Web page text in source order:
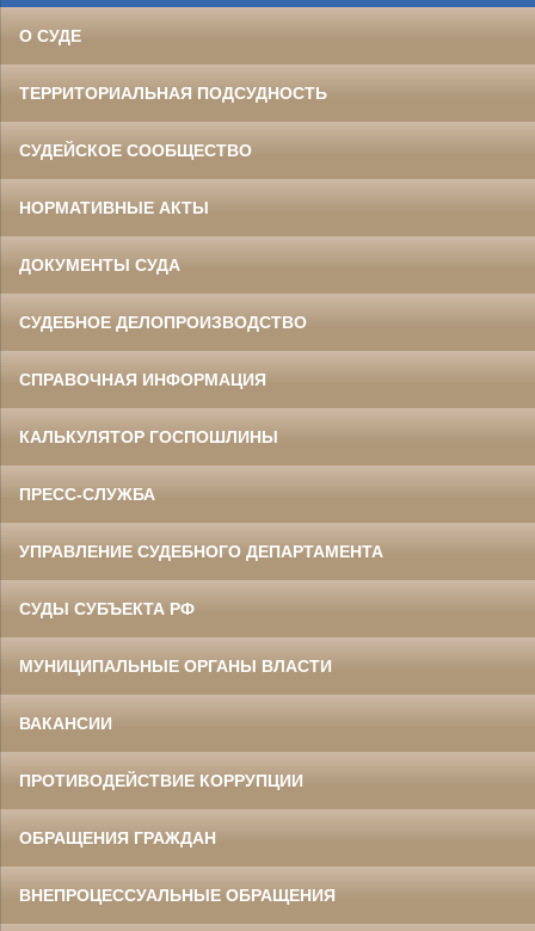
О СУДЕ
ТЕРРИТОРИАЛЬНАЯ ПОДСУДНОСТЬ
СУДЕЙСКОЕ СООБЩЕСТВО
НОРМАТИВНЫЕ АКТЫ
ДОКУМЕНТЫ СУДА
СУДЕБНОЕ ДЕЛОПРОИЗВОДСТВО
СПРАВОЧНАЯ ИНФОРМАЦИЯ
КАЛЬКУЛЯТОР ГОСПОШЛИНЫ
ПРЕСС-СЛУЖБА
УПРАВЛЕНИЕ СУДЕБНОГО ДЕПАРТАМЕНТА
СУДЫ СУБЪЕКТА РФ
МУНИЦИПАЛЬНЫЕ ОРГАНЫ ВЛАСТИ
ВАКАНСИИ
ПРОТИВОДЕЙСТВИЕ КОРРУПЦИИ
ОБРАЩЕНИЯ ГРАЖДАН
ВНЕПРОЦЕССУАЛЬНЫЕ ОБРАЩЕНИЯ